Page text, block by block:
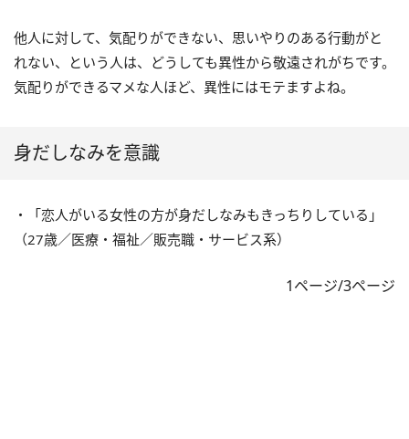
他人に対して、気配りができない、思いやりのある行動がと
れない、という人は、どうしても異性から敬遠されがちです。
気配りができるマメな人ほど、異性にはモテますよね。
身だしなみを意識
・「恋人がいる女性の方が身だしなみもきっちりしている」
（27歳／医療・福祉／販売職・サービス系）
1ページ/3ページ